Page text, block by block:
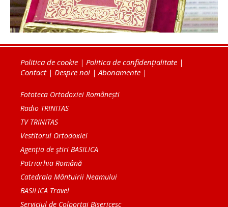
Politica de cookie | Politica de confidențialitate |
Contact| Despre noi | Abonamente |
Fototeca Ortodoxiei Românești
Radio TRINITAS
TV TRINITAS
Vestitorul Ortodoxiei
Agenţia de ştiri BASILICA
Patriarhia Română
Catedrala Mântuirii Neamului
BASILICA Travel
Serviciul de Colportaj Bisericesc